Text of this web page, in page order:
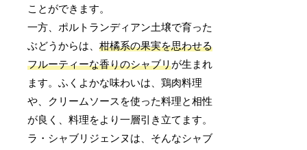
ことができます。
一方、ポルトランディアン土壌で育った
ぶどうからは、柑橘系の果実を思わせる
フルーティーな香りのシャブリが生まれ
ます。ふくよかな味わいは、鶏肉料理
や、クリームソースを使った料理と相性
が良く、料理をより一層引き立てます。
ラ・シャブリジェンヌは、そんなシャブ